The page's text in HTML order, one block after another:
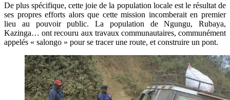
De plus spécifique, cette joie de la population locale est le résultat de
ses propres efforts alors que cette mission incomberait en premier
lieu au pouvoir public. La population de Ngungu, Rubaya,
Kazinga… ont recouru aux travaux communautaires, communément
appelés « salongo » pour se tracer une route, et construire un pont.